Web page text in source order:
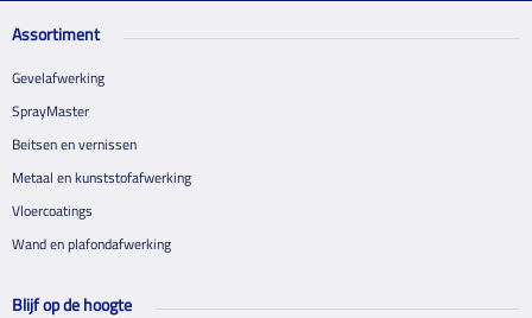
Assortiment
Gevelafwerking
SprayMaster
Beitsen en vernissen
Metaal en kunststofafwerking
Vloercoatings
Wand en plafondafwerking
Blijf op de hoogte